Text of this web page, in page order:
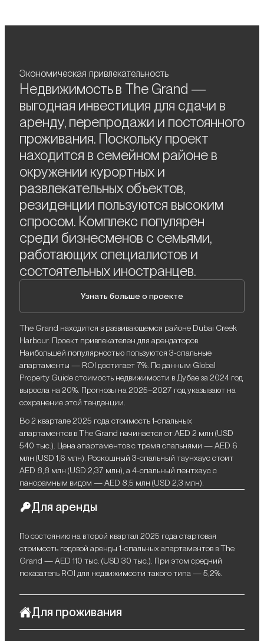
Экономическая привлекательность
Недвижимость в The Grand —
выгодная инвестиция для сдачи в
аренду, перепродажи и постоянного
проживания. Поскольку проект
находится в семейном районе в
окружении курортных и
развлекательных объектов,
резиденции пользуются высоким
спросом. Комплекс популярен
среди бизнесменов с семьями,
работающих специалистов и
состоятельных иностранцев.
Узнать больше о проекте
The Grand находится в развивающемся районе Dubai Creek
Harbour. Проект привлекателен для арендаторов.
Наибольшей популярностью пользуются 3-спальные
апартаменты — ROI достигает 7%. По данным Global
Property Guide стоимость недвижимости в Дубае за 2024 год
выросла на 20%. Прогнозы на 2025–2027 год указывают на
сохранение этой тенденции.
Во 2 квартале 2025 года стоимость 1-спальных
апартаментов в The Grand начинается от AED 2 млн (USD
540 тыс.). Цена апартаментов с тремя спальнями — AED 6
млн (USD 1,6 млн). Роскошный 3-спальный таунхаус стоит
AED 8,8 млн (USD 2,37 млн), а 4-спальный пентхаус с
панорамным видом — AED 8,5 млн (USD 2,3 млн).
Для аренды
По состоянию на второй квартал 2025 года стартовая
стоимость годовой аренды 1-спальных апартаментов в The
Grand — AED 110 тыс. (USD 30 тыс.). При этом средний
показатель ROI для недвижимости такого типа — 5,2%.
Для проживания